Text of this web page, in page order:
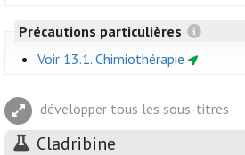
Précautions particulières
Voir 13.1. Chimiothérapie
développer tous les sous-titres
Cladribine